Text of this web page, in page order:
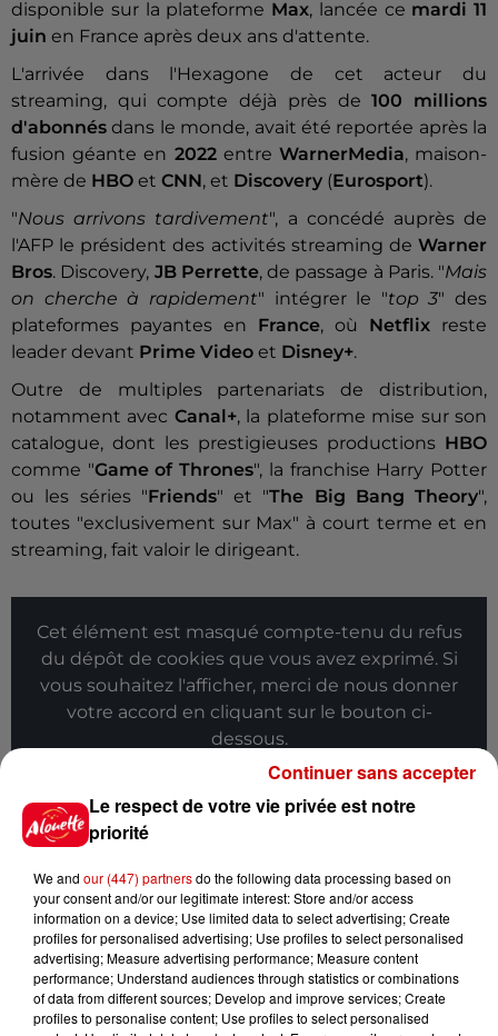
disponible sur la plateforme Max, lancée ce mardi 11
juin en France après deux ans d'attente.
L'arrivée dans l'Hexagone de cet acteur du
streaming, qui compte déjà près de100 millions
d'abonnés dans le monde, avait été reportée après la
fusion géante en 2022entre WarnerMedia, maison-
mère de HBO et CNN, et Discovery (Eurosport).
"Nous arrivons tardivement", a concédé auprès de
l'AFP le président des activités streaming de Warner
Bros. Discovery, JB Perrette, de passage à Paris. "Mais
on cherche à rapidement" intégrer le "top 3" des
plateformes payantes en France, où Netflix reste
leader devant Prime Video et Disney+.
Outre de multiples partenariats de distribution,
notamment avec Canal+, la plateforme mise sur son
catalogue, dont les prestigieuses productions HBO
comme "Game of Thrones", la franchise Harry Potter
ou les séries "Friends" et "The Big Bang Theory",
toutes "exclusivement sur Max" à court terme et en
streaming, fait valoir le dirigeant.
Cet élément est masqué compte-tenu du refus
du dépôt de cookies que vous avez exprimé. Si
vous souhaitez l'afficher, merci de nous donner
votre accord en cliquant sur le bouton ci-
dessous.
Infos
6 août 2026
Un homme décède après une
noyade dans le Finistère
Le respect de votre vie privée est notre
priorité
We and our (447) partnersdo the following data processing based on
your consent and/or our legitimate interest: Store and/or access
information on a device; Use limited data to select advertising; Create
profiles for personalised advertising; Use profiles to select personalised
advertising; Measure advertising performance; Measure content
performance; Understand audiences through statistics or combinations
of data from different sources; Develop and improve services; Create
profiles to personalise content; Use profiles to select personalised
Continuer sans accepter